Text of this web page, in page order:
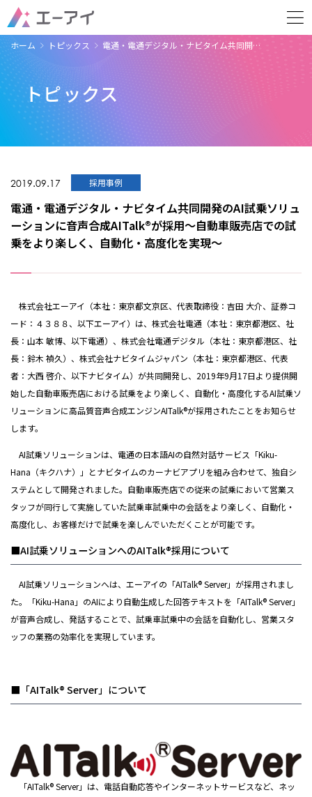
ホーム トピックス 電通・電通デジタル・ナビタイム共同開…
トピックス
2019.09.17 採用事例
電通・電通デジタル・ナビタイム共同開発のAI試乗ソリュ
ーションに音声合成AITalk®が採用～自動車販売店での試
乗をより楽しく、自動化・高度化を実現～
株式会社エーアイ（本社：東京都文京区、代表取締役：吉田 大介、証券コ
ード：４３８８、以下エーアイ）は、株式会社電通（本社：東京都港区、社
長：山本 敏博、以下電通）、株式会社電通デジタル（本社：東京都港区、社
長：鈴木 禎久）、株式会社ナビタイムジャパン（本社：東京都港区、代表
者：大西 啓介、以下ナビタイム）が共同開発し、2019年9月17日より提供開
始した自動車販売店における試乗をより楽しく、自動化・高度化するAI試乗ソ
リューションに高品質音声合成エンジンAITalk®が採用されたことをお知らせ
します。
AI試乗ソリューションは、電通の日本語AIの自然対話サービス「Kiku-
Hana（キクハナ）」とナビタイムのカーナビアプリを組み合わせて、独自シ
ステムとして開発されました。自動車販売店での従来の試乗において営業ス
タッフが同行して実施していた試乗車試乗中の会話をより楽しく、自動化・
高度化し、お客様だけで試乗を楽しんでいただくことが可能です。
■AI試乗ソリューションへのAITalk®採用について
AI試乗ソリューションへは、エーアイの「AITalk® Server」が採用されまし
た。「Kiku-Hana」のAIにより自動生成した回答テキストを「AITalk® Server」
が音声合成し、発話することで、試乗車試乗中の会話を自動化し、営業スタ
ッフの業務の効率化を実現しています。
■「AITalk® Server」について
「AITalk® Server」は、電話自動応答やインターネットサービスなど、ネッ